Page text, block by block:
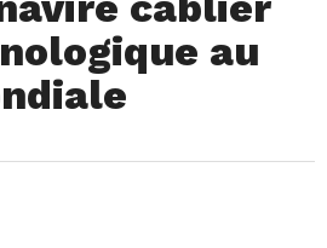
au